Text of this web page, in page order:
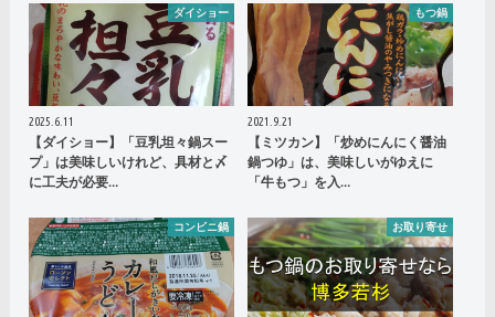
ダイショー
2025.6.11
【ダイショー】「豆乳坦々鍋スー
プ」は美味しいけれど、具材と〆
に工夫が必要…
もつ鍋
2021.9.21
【ミツカン】「炒めにんにく醤油
鍋つゆ」は、美味しいがゆえに
「牛もつ」を入…
コンビニ鍋 お取り寄せ